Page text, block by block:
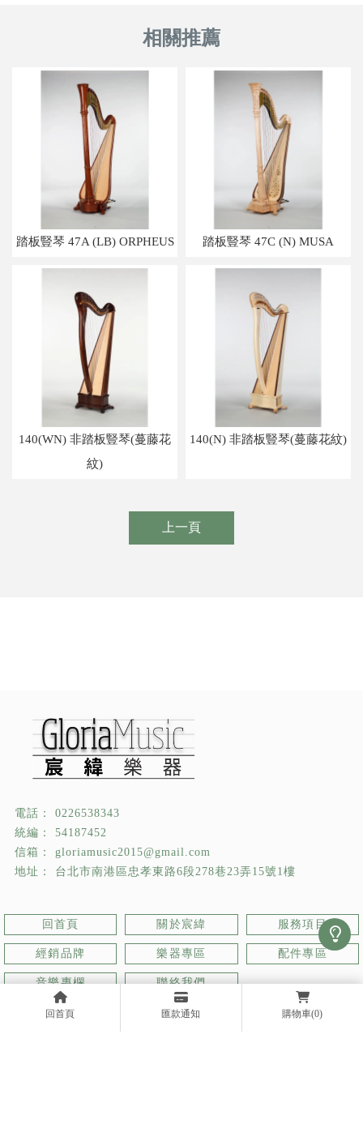
踏板豎琴 47A (LB) ORPHEUS 踏板豎琴 47C (N) MUSA
140(WN) 非踏板豎琴(蔓藤花
紋)
140(N) 非踏板豎琴(蔓藤花紋)
上一頁
回首頁 匯款通知 購物車(0)
0226538343
54187452
gloriamusic2015@gmail.com
台北市南港區忠孝東路6段278巷23弄15號1樓
回首頁 關於宸緯 服務項目
經銷品牌 樂器專區 配件專區
音樂專欄 聯絡我們
樂器行 南港區樂器行 台北樂器買賣